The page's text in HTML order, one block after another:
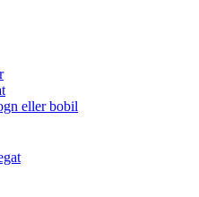
eller bobil